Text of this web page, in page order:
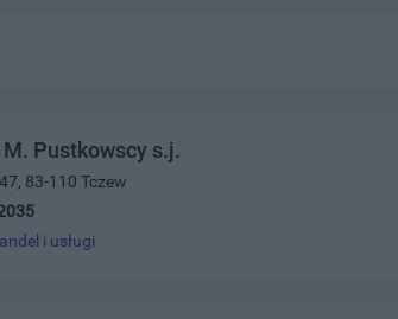
M. Pustkowscy s.j.
83-110 Tczew
i usługi